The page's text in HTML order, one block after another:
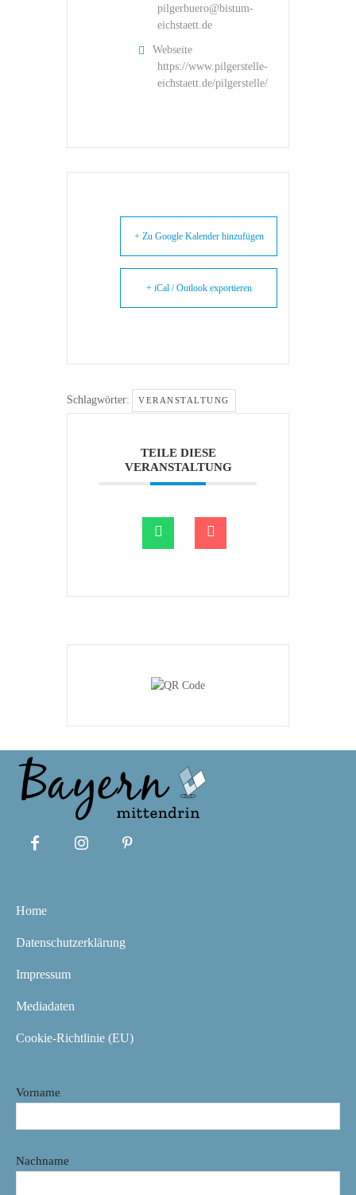
pilgerbuero@bistum-
eichstaett.de
Webseite
https://www.pilgerstelle-
eichstaett.de/pilgerstelle/
+ Zu Google Kalender hinzufügen
+ iCal / Outlook exportieren
Schlagwörter: VERANSTALTUNG
TEILE DIESE
VERANSTALTUNG
Home
Datenschutzerklärung
Impressum
Mediadaten
Cookie-Richtlinie (EU)
Vorname
Nachname